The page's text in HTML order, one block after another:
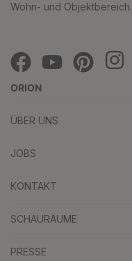
Wohn- und Objektbereich.
ORION
ÜBER UNS
JOBS
KONTAKT
SCHAURÄUME
PRESSE